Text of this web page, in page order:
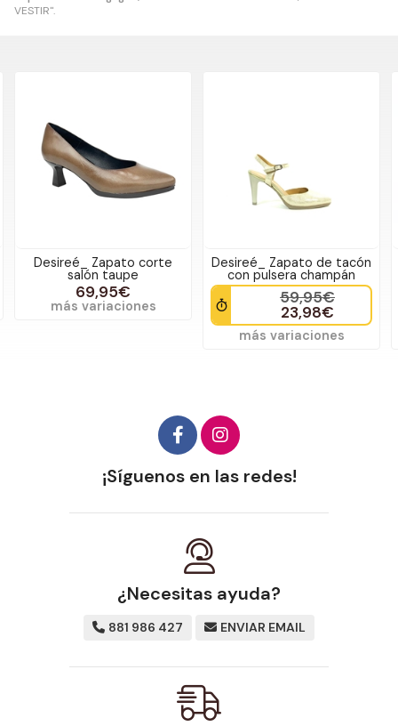
VESTIR".
Desireé_ Zapato de tacón
con pulsera champán
59,95€
23,98€
Lodi- Zapato tacón cuero
plataforma
99,00€
29,70€
más variaciones
¡Síguenos en las redes!
¿Necesitas ayuda?
881 986 427 ENVIAR EMAIL